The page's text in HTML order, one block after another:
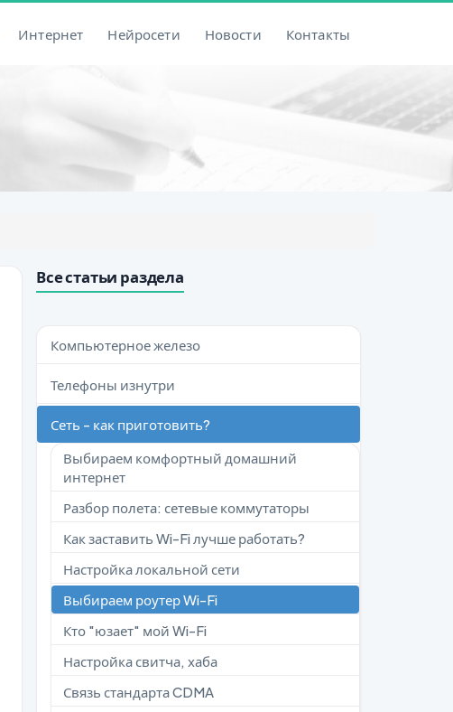
Интернет Нейросети Новости Контакты
Все статьи раздела
Компьютерное железо
Телефоны изнутри
Сеть - как приготовить?
Выбираем комфортный домашний
интернет
Разбор полета: сетевые коммутаторы
Как заставить Wi-Fi лучше работать?
Настройка локальной сети
Выбираем роутер Wi-Fi
Кто "юзает" мой Wi-Fi
Настройка свитча, хаба
Связь стандарта CDMA